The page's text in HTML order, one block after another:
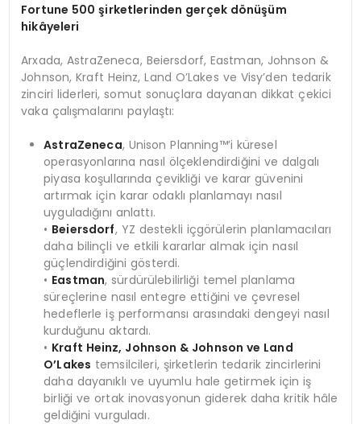
Fortune 500şirketlerinden gerçek dönüşüm
hikâyeleri
Arxada, AstraZeneca, Beiersdorf, Eastman, Johnson &
Johnson, Kraft Heinz, Land O’Lakes ve Visy’den tedarik
zinciri liderleri, somut sonuçlara dayanan dikkat çekici
vaka çalışmalarını paylaştı:
AstraZeneca, Unison Planning™’i küresel
operasyonlarına nasıl ölçeklendirdiğini ve dalgalı
piyasa koşullarında çevikliği ve karar güvenini
artırmak için karar odaklı planlamayı nasıl
uyguladığını anlattı.
• Beiersdorf, YZ destekli içgörülerin planlamacıları
daha bilinçli ve etkili kararlar almak için nasıl
güçlendirdiğini gösterdi.
• Eastman, sürdürülebilirliği temel planlama
süreçlerine nasıl entegre ettiğini ve çevresel
hedeflerle iş performansı arasındaki dengeyi nasıl
kurduğunu aktardı.
• Kraft Heinz, Johnson & Johnson ve Land
O’Lakes temsilcileri, şirketlerin tedarik zincirlerini
daha dayanıklı ve uyumlu hale getirmek için iş
birliği ve ortak inovasyonun giderek daha kritik hâle
geldiğini vurguladı.